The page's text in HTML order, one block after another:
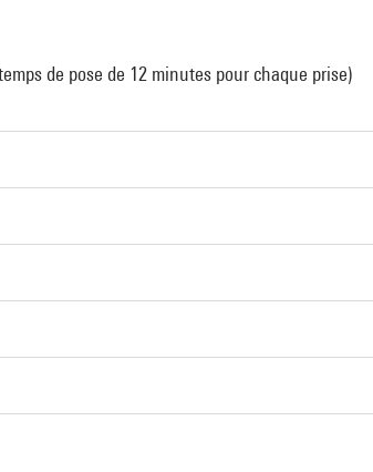
de pose de 12 minutes pour chaque prise)